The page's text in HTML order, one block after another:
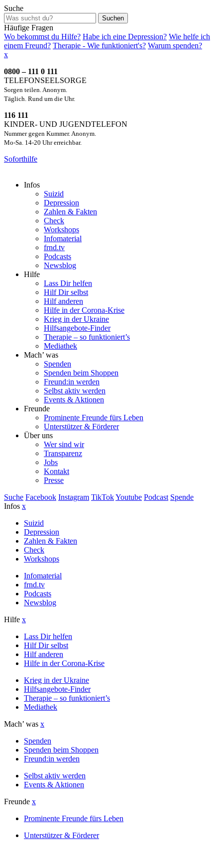
Suche
Suchen
Häufige Fragen
Wo bekommst du Hilfe? Habe ich eine Depression? Wie helfe ich
einem Freund? Therapie - Wie funktioniert's? Warum spenden?
x
0800 – 111 0 111
TELEFONSEELSORGE
Sorgen teilen. Anonym.
Täglich. Rund um die Uhr.
116 111
KINDER- UND JUGENDTELEFON
Nummer gegen Kummer. Anonym.
Mo-Sa. 14-20 Uhr erreichbar.
Soforthilfe
Infos
Suizid
Depression
Zahlen & Fakten
Check
Workshops
Infomaterial
frnd.tv
Podcasts
Newsblog
Hilfe
Lass Dir helfen
Hilf Dir selbst
Hilf anderen
Hilfe in der Corona-Krise
Krieg in der Ukraine
Hilfsangebote-Finder
Therapie – so funktioniert’s
Mediathek
Mach’ was
Spenden
Spenden beim Shoppen
Freund:in werden
Selbst aktiv werden
Events & Aktionen
Freunde
Prominente Freunde fürs Leben
Unterstützer & Förderer
Über uns
Wer sind wir
Transparenz
Jobs
Kontakt
Presse
Suche Facebook Instagram TikTokYoutube Podcast Spende
Infos x
Suizid
Depression
Zahlen & Fakten
Check
Workshops
Infomaterial
frnd.tv
Podcasts
Newsblog
Hilfe x
Lass Dir helfen
Hilf Dir selbst
Hilf anderen
Hilfe in der Corona-Krise
Krieg in der Ukraine
Hilfsangebote-Finder
Therapie – so funktioniert’s
Mediathek
Mach’ was x
Spenden
Spenden beim Shoppen
Freund:in werden
Selbst aktiv werden
Events & Aktionen
Freunde x
Prominente Freunde fürs Leben
Unterstützer & Förderer